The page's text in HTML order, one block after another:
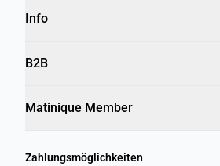
Info
B2B
Matinique Member
Zahlungsmöglichkeiten